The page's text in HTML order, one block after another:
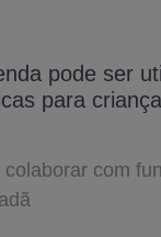
pode ser
para
com